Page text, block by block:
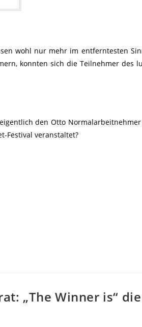
wohl nur mehr im entferntesten
konnten sich die Teilnehmer des
den Otto
Festival veranstaltet?
„The Winner is“ die